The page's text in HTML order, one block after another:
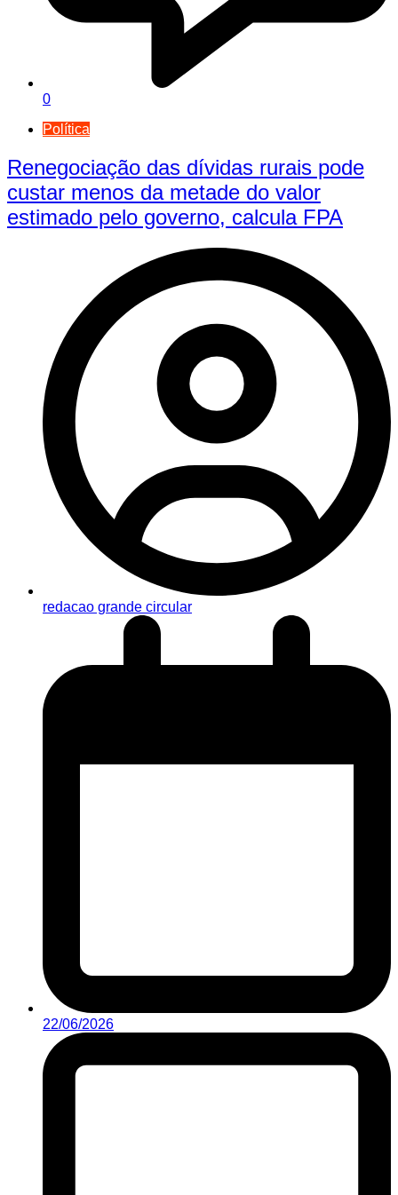
0
Política
Renegociação das dívidas rurais pode
custar menos da metade do valor
estimado pelo governo, calcula FPA
redacao grande circular
22/06/2026